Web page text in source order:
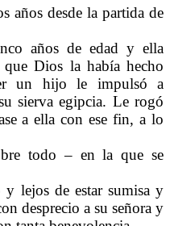
años desde la partida de
años de edad y ella
que Dios la había hecho
un hijo le impulsó a
sierva egipcia. Le rogó
a ella con ese fin, a lo
todo – en la que se
lejos de estar sumisa y
desprecio a su señora y